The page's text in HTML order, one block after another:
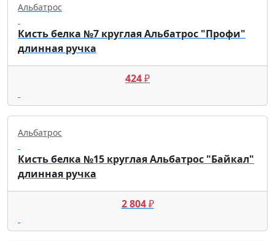
Альбатрос
Кисть белка №7 круглая Альбатрос "Профи"
длинная ручка
424₽
Альбатрос
Кисть белка №15 круглая Альбатрос "Байкал"
длинная ручка
2 804₽